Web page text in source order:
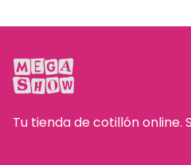
Tu tienda de cotillón online.